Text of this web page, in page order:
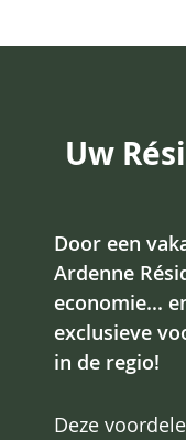
Uw
Door een
Ardenne
economie...
exclusieve
in de regio!
Deze